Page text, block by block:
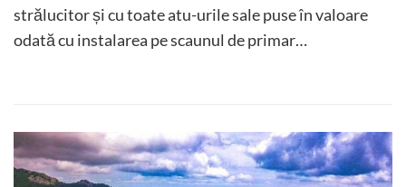
strălucitor și cu toate atu-urile sale puse în valoare
odată cu instalarea pe scaunul de primar…